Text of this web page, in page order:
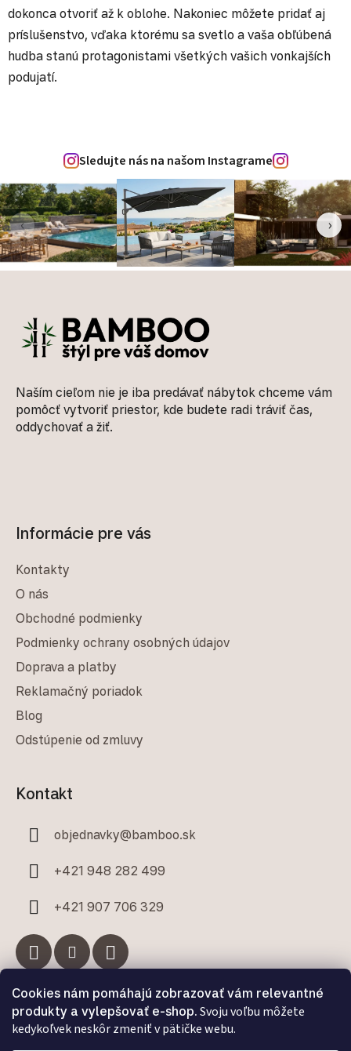
Cookies nám pomáhajú zobrazovať vám relevantné
produkty a vylepšovať e-shop. Svoju voľbu môžete
kedykoľvek neskôr zmeniť v pätičke webu.
dokonca otvoriť až k oblohe. Nakoniec môžete pridať aj
príslušenstvo, vďaka ktorému sa svetlo a vaša obľúbená
hudba stanú protagonistami všetkých vašich vonkajších
podujatí.
Sledujte nás na našom Instagrame
‹ ›
Naším cieľom nie je iba predávať nábytok chceme vám
pomôcť vytvoriť priestor, kde budete radi tráviť čas,
oddychovať a žiť.
Informácie pre vás
Kontakty
O nás
Obchodné podmienky
Podmienky ochrany osobných údajov
Doprava a platby
Reklamačný poriadok
Blog
Odstúpenie od zmluvy
Kontakt
objednavky@bamboo.sk
+421 948 282 499
+421 907 706 329
Facebook